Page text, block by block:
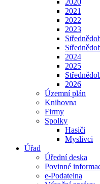
2020
2021
2022
2023
2024
2025
2026
Územní plán
Knihovna
Firmy
Spolky
Hasiči
Myslivci
Úřad
Úřední deska
Povinné
e-Podatelna